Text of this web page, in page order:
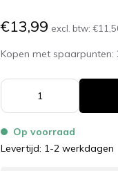
€13,99 excl. btw:
Kopen met spaarpunten:
Op voorraad
Levertijd: 1-2 werkdagen